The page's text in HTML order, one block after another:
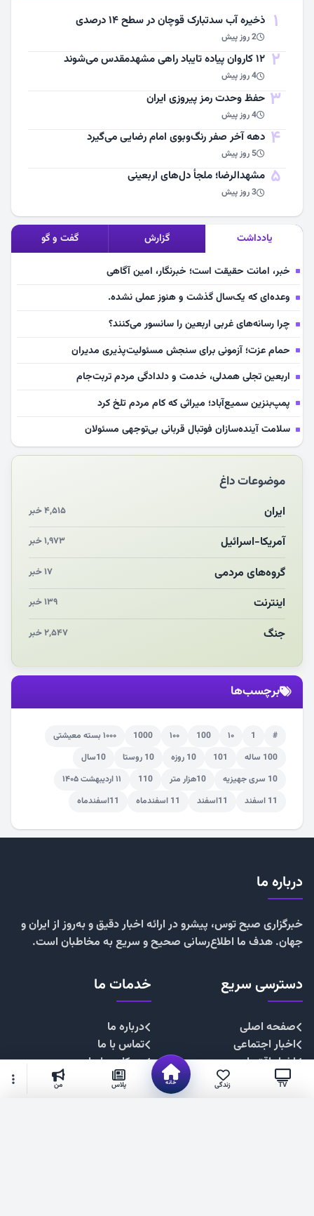
1 ذخیره آب سدتبارک قوچان در سطح ۱۴ درصدی
2 روز پیش
2 ۱۲ کاروان پیاده تایباد راهی مشهدمقدس می‌شوند
4 روز پیش
3 حفظ وحدت رمز پیروزی ایران
4 روز پیش
4 دهه آخر صفر رنگ‌وبوی امام رضایی می‌گیرد
5 روز پیش
5 مشهد‌الرضا؛ ملجأ دل‌های اربعینی
3 روز پیش
یادداشت گزارش گفت و گو
خبر، امانت حقیقت است؛ خبرنگار، امین آگاهی
وعده‌ای که یک‌سال گذشت و هنوز عملی نشده.
چرا رسانه‌های غربی اربعین را سانسور می‌کنند؟
حمام عزت؛ آزمونی برای سنجش مسئولیت‌پذیری مدیران
اربعین تجلی همدلی، خدمت و دلدادگی مردم تربت‌جام
پمپ‌بنزین سمیع‌آباد؛ میراثی که کام مردم تلخ کرد
سلامت آینده‌سازان فوتبال قربانی بی‌توجهی مسئولان
بازخوانی رسانه‌ای اندیشه رهبر شهید
مشهدالرضا آقای شهید ایران را در آغوش کشید
مکن ای صبح طلوع
چرایی «استقبال از آقای ایران»
موضوعات داغ
ایران ۴,۵۱۵ خبر
آمریکا-اسرائیل ۱,۹۷۳ خبر
گروه‌های مردمی ۱۷ خبر
اینترنت ۱۳۹ خبر
جنگ ۲,۵۴۷ خبر
برچسب‌ها
#
1 ۱۰ 100 ۱۰۰ 1000
۱۰۰۰ بسته معیشتی
100 ساله
101 10 روزه 10 روستا
10سال
10 سری جهیزیه
10هزار متر 110
۱۱ اردیبهشت ۱۴۰۵
11 اسفند
11اسفند 11 اسفندماه 11اسفندماه
TV زندگی خانه پلاس من
درباره ما
خبرگزاری صبح توس، پیشرو در ارائه اخبار دقیق و به‌روز از ایران و
جهان. هدف ما اطلاع‌رسانی صحیح و سریع به مخاطبان است.
دسترسی سریع
صفحه اصلی
اخبار اجتماعی
اخبار اقتصادی
اخبار چندرسانه
خدمات ما
درباره ما
تماس با ما
همکاری با ما
تبلیغات